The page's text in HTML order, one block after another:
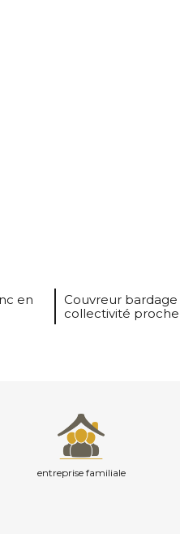
en
Couvreur
collectivité proche
entreprise familiale